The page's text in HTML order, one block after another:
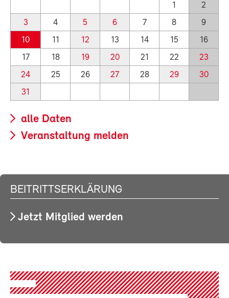
1
2
3
4 5 6 7 8
9
10
11 12 13 14 15
16
17
18 19 20 21 22
23
24
25 26 27 28 29
30
31
alle Daten
Veranstaltung melden
BEITRITTSERKLÄRUNG
Jetzt Mitglied werden